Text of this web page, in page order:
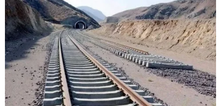
Các đám cháy rừng bùng phát dữ dội tại New South Wales,
Australia, ngày 11/11/2019. (Nguồn: THX/TTXVN)
Ngày 13/1, Thủ tướng Australia Scott Morrison
tuyên bố nước này dành một khoản tài trợ lên
đến 50 triệu AUD (tương đương 34 triệu USD) để